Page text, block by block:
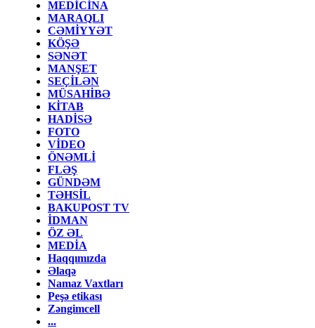
MEDİCİNA
MARAQLI
CƏMİYYƏT
KÖŞƏ
SƏNƏT
MANŞET
SEÇİLƏN
MÜSAHİBƏ
KİTAB
HADİSƏ
FOTO
VİDEO
ÖNƏMLİ
FLƏŞ
GÜNDƏM
TƏHSİL
BAKUPOST TV
İDMAN
ÖZ ƏL
MEDİA
Haqqımızda
Əlaqə
Namaz Vaxtları
Peşə etikası
Zəngimcell
...